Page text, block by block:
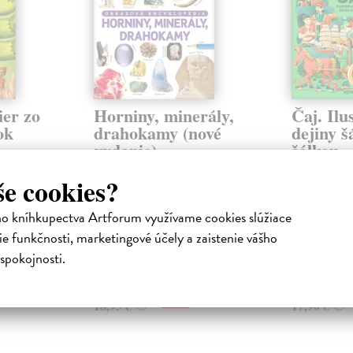
cookies?
kníhkupectva Artforum využívame cookies slúžiace
funkčnosti, marketingové účely a zaistenie vášho
zo Horniny, minerály,
drahokamy (nové
vydanie)
Fascinujú vás farebné minerály,
trblietavé drahokamy, vzácne
fosílie či krásne ulity a lastúry, aké
...
Do 3 pracovných dní
18,95 € ?
Čaj.
dejiny
šálkou
nazývame
zaliate
17,90 € ?